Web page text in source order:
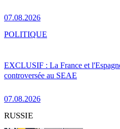
07.08.2026
EXCLUSIF : La France et
controversée au SEAE
07.08.2026
POLITIQUE
RUSSIE